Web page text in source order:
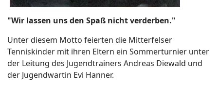
"Wir lassen uns den Spaß nicht verderben."
Unter diesem Motto feierten die Mitterfelser
Tenniskinder mit ihren Eltern ein Sommerturnier unter
der Leitung des Jugendtrainers Andreas Diewald und
der Jugendwartin Evi Hanner.